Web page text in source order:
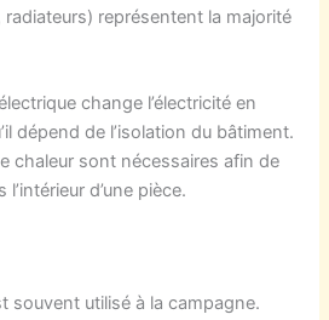
radiateurs) représentent la majorité
change l’électricité en
dépend de l’isolation du bâtiment.
chaleur sont nécessaires afin de
d’une pièce.
souvent utilisé à la campagne.